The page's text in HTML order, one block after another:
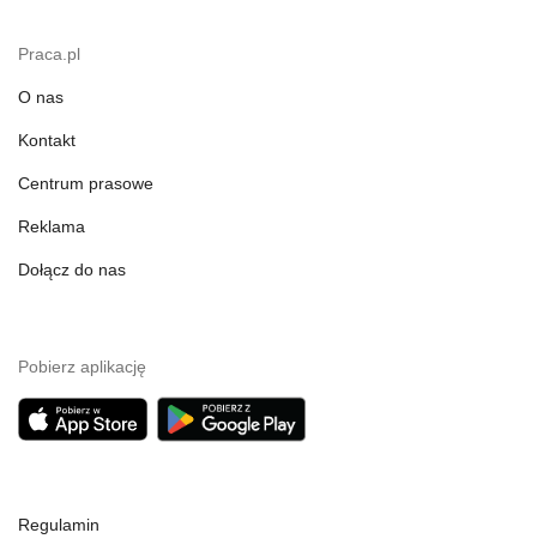
Praca.pl
O nas
Kontakt
Centrum prasowe
Reklama
Dołącz do nas
Pobierz aplikację
Regulamin